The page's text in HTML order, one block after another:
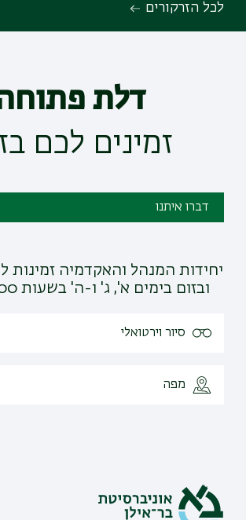
לכל הזרקורים
דלת
זמינים לכם
דברו איתנו
יחידות המנהל והאקדמיה זמינות
ובזום בימים א', ג' ו-ה' בשעות 12:00-10:00
סיור וירטואלי
מפה